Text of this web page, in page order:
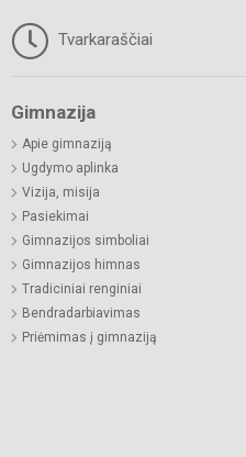
Tvarkaraščiai
Gimnazija
Apie gimnaziją
Ugdymo aplinka
Vizija, misija
Pasiekimai
Gimnazijos simboliai
Gimnazijos himnas
Tradiciniai renginiai
Bendradarbiavimas
Priėmimas į gimnaziją